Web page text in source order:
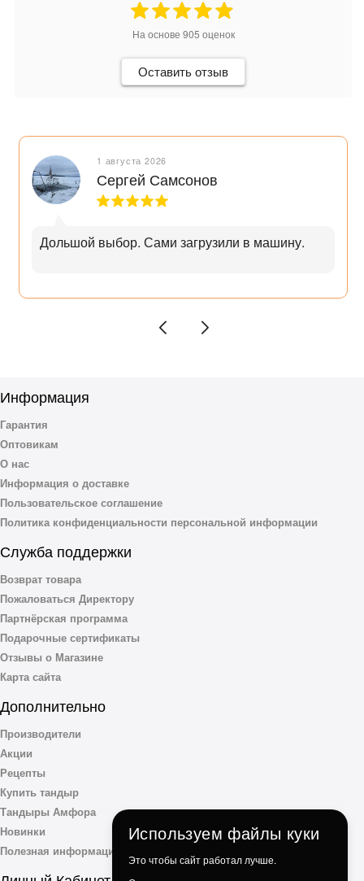
На основе 905 оценок
Оставить отзыв
1 августа 2026
Сергей Самсонов
Дольшой выбор. Сами загрузили в машину.
Информация
Гарантия
Оптовикам
О нас
Информация о доставке
Пользовательское соглашение
Политика конфиденциальности персональной информации
Служба поддержки
Возврат товара
Пожаловаться Директору
Партнёрская программа
Подарочные сертификаты
Отзывы о Магазине
Карта сайта
Дополнительно
Производители
Акции
Рецепты
Купить тандыр
Тандыры Амфора
Новинки
Полезная информация
Используем файлы куки
Это чтобы сайт работал лучше.